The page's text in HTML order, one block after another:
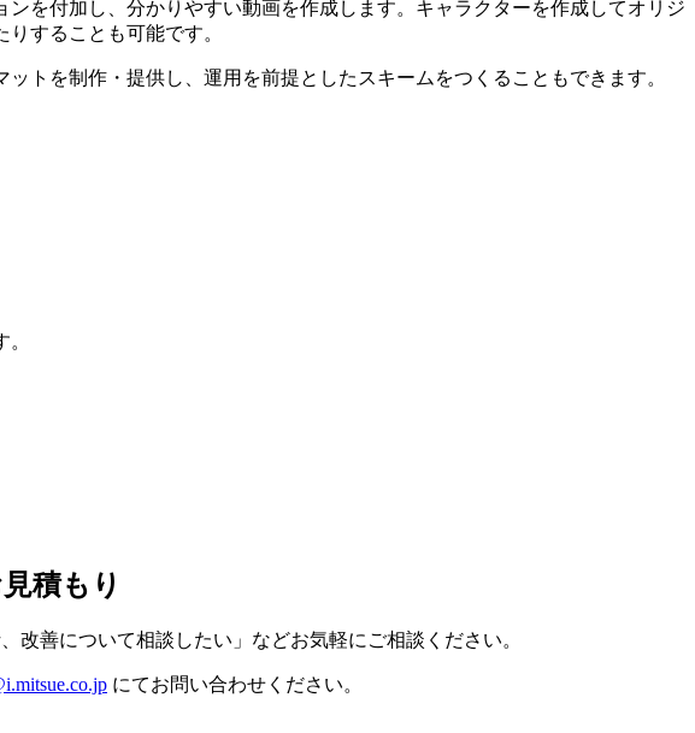
を付加し、分かりやすい動画を作成します。キャラクターを作成してオリジ
することも可能です。
トを制作・提供し、運用を前提としたスキームをつくることもできます。
積もり
改善について相談したい」などお気軽にご相談ください。
にてお問い合わせください。